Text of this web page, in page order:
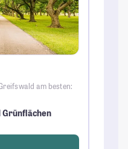
am besten:
Grünflächen